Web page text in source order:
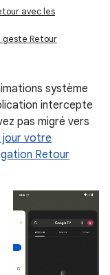
avec les
geste Retour
système
intercepte
pas migré vers
jour votre
Retour